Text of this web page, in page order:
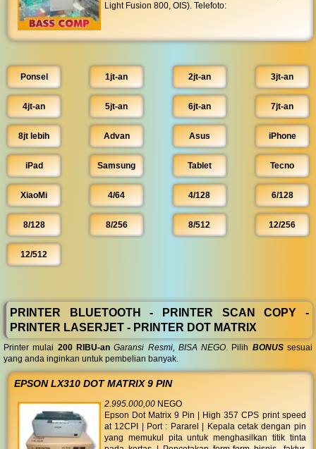
Light Fusion 800, OIS). Telefoto:
Ponsel 1jt-an 2jt-an 3jt-an
4jt-an 5jt-an 6jt-an 7jt-an
8jt lebih Advan Asus iPhone
iPad Samsung Tablet Tecno
XiaoMi 4/64 4/128 6/128
8/128 8/256 8/512 12/256
12/512
PRINTER BLUETOOTH - PRINTER SCAN COPY -
PRINTER LASERJET - PRINTER DOT MATRIX
Printer mulai 200 RIBU-an Garansi Resmi, BISA NEGO. Pilih BONUSsesuai
yang anda inginkan untuk pembelian banyak.
EPSON LX310 DOT MATRIX 9 PIN
2.995.000,00 NEGO
Epson Dot Matrix 9 Pin | High 357 CPS print speed
at 12CPI | Port : Pararel | Kepala cetak dengan pin
yang memukul pita untuk menghasilkan titik tinta